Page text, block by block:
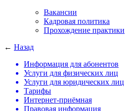
Вакансии
Кадровая политика
Прохождение практики
← Назад
Информация для абонентов
Услуги для физических лиц
Услуги для юридических лиц
Тарифы
Интернет-приёмная
Правовая информация